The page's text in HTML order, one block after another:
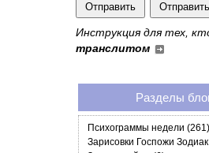
Инструкция для тех,
транслитом
Разделы
Психограммы недели (261)
Зарисовки Госпожи